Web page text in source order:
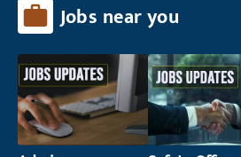
Jobs near you